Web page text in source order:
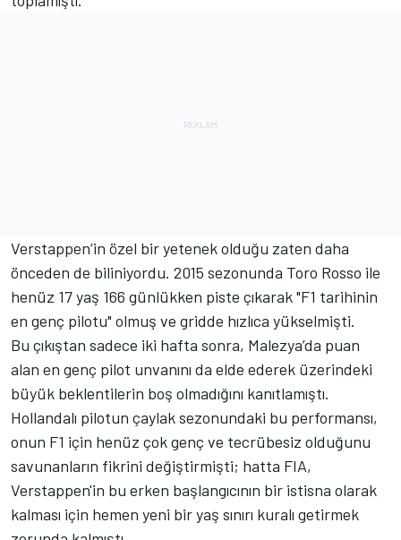
Verstappen’in özel bir yetenek olduğu zaten daha
önceden de biliniyordu. 2015 sezonunda Toro Rosso ile
henüz 17 yaş 166 günlükken piste çıkarak "F1 tarihinin
en genç pilotu" olmuş ve gridde hızlıca yükselmişti.
Bu çıkıştan sadece iki hafta sonra, Malezya’da puan
alan en genç pilot unvanını da elde ederek üzerindeki
büyük beklentilerin boş olmadığını kanıtlamıştı.
Hollandalı pilotun çaylak sezonundaki bu performansı,
onun F1 için henüz çok genç ve tecrübesiz olduğunu
savunanların fikrini değiştirmişti; hatta FIA,
Verstappen'in bu erken başlangıcının bir istisna olarak
kalması için hemen yeni bir yaş sınırı kuralı getirmek